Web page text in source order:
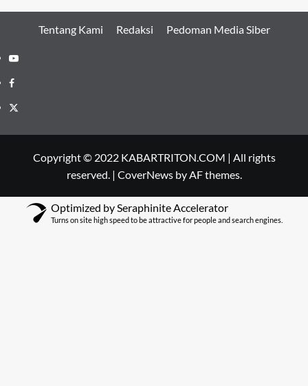
Tentang Kami Redaksi Pedoman Media Siber
Youtube
Facebook
Twitter
Copyright © 2022 KABARTRITON.COM | All rights
reserved. | CoverNewsby AF themes.
Optimized by Seraphinite Accelerator
Turns on site high speed to be attractive for people and search engines.